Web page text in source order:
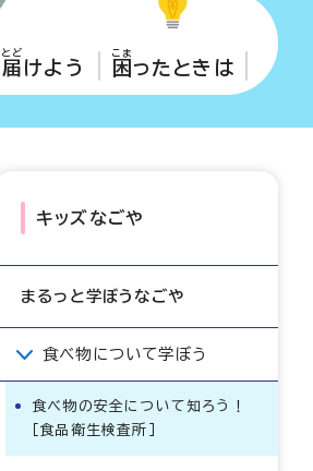
届
とど
けよう 困
こま
ったときは
キッズなごや
まるっと学ぼうなごや
食べ物について学ぼう
食べ物の安全について知ろう！
［食品衛生検査所］